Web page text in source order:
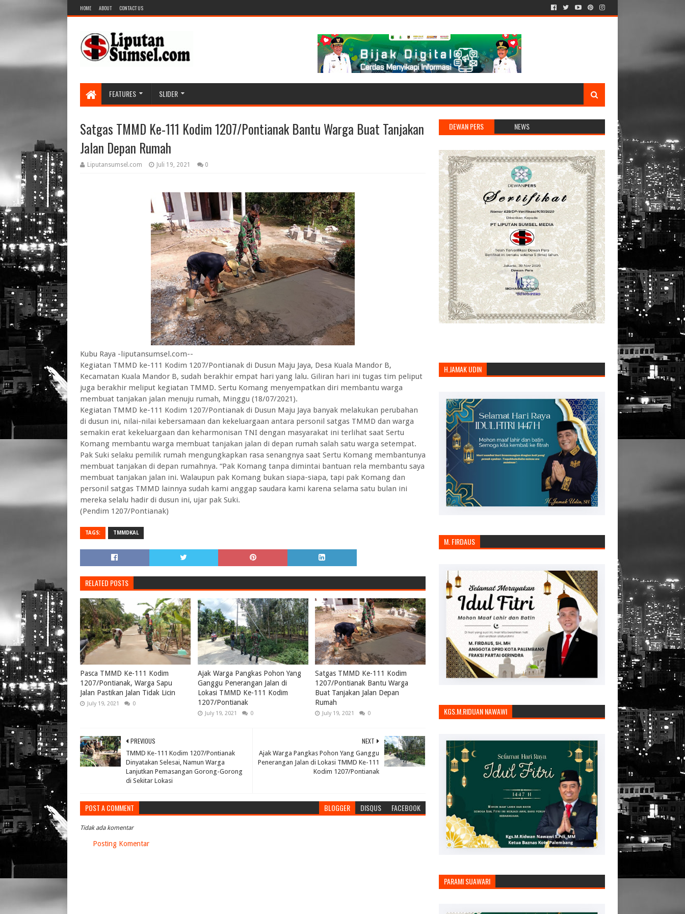
HOME ABOUT CONTACT US
FEATURES SLIDER
Satgas TMMD Ke-111 Kodim 1207/Pontianak Bantu Warga Buat Tanjakan
Jalan Depan Rumah
Liputansumsel.com Juli 19, 2021 0
Kubu Raya -liputansumsel.com--
Kegiatan TMMD ke-111 Kodim 1207/Pontianak di Dusun Maju Jaya, Desa Kuala Mandor B,
Kecamatan Kuala Mandor B, sudah berakhir empat hari yang lalu. Giliran hari ini tugas tim peliput
juga berakhir meliput kegiatan TMMD. Sertu Komang menyempatkan diri membantu warga
membuat tanjakan jalan menuju rumah, Minggu (18/07/2021).
Kegiatan TMMD ke-111 Kodim 1207/Pontianak di Dusun Maju Jaya banyak melakukan perubahan
di dusun ini, nilai-nilai kebersamaan dan kekeluargaan antara personil satgas TMMD dan warga
semakin erat kekeluargaan dan keharmonisan TNI dengan masyarakat ini terlihat saat Sertu
Komang membantu warga membuat tanjakan jalan di depan rumah salah satu warga setempat.
Pak Suki selaku pemilik rumah mengungkapkan rasa senangnya saat Sertu Komang membantunya
membuat tanjakan di depan rumahnya. “Pak Komang tanpa dimintai bantuan rela membantu saya
membuat tanjakan jalan ini. Walaupun pak Komang bukan siapa-siapa, tapi pak Komang dan
personil satgas TMMD lainnya sudah kami anggap saudara kami karena selama satu bulan ini
mereka selalu hadir di dusun ini, ujar pak Suki.
(Pendim 1207/Pontianak)
TAGS: TMMDKAL
RELATED POSTS
Pasca TMMD Ke-111 Kodim
1207/Pontianak, Warga Sapu
Jalan Pastikan Jalan Tidak Licin
July 19, 2021 0
Ajak Warga Pangkas Pohon Yang
Ganggu Penerangan Jalan di
Lokasi TMMD Ke-111 Kodim
1207/Pontianak
July 19, 2021 0
Satgas TMMD Ke-111 Kodim
1207/Pontianak Bantu Warga
Buat Tanjakan Jalan Depan
Rumah
July 19, 2021 0
NEXT
Ajak Warga Pangkas Pohon Yang Ganggu
Penerangan Jalan di Lokasi TMMD Ke-111
Kodim 1207/Pontianak
PREVIOUS
TMMD Ke-111 Kodim 1207/Pontianak
Dinyatakan Selesai, Namun Warga
Lanjutkan Pemasangan Gorong-Gorong
di Sekitar Lokasi
POST A COMMENT BLOGGER DISQUS FACEBOOK
Tidak ada komentar
Posting Komentar
DEWAN PERS NEWS
H.JAMAK UDIN
M. FIRDAUS
KGS.M.RIDUAN NAWAWI
PARAMI SUAWARI